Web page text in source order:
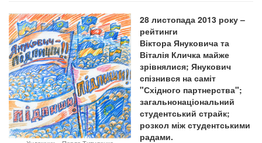
28 листопада 2013 року –
рейтинги
Віктора Януковича та
Віталія Кличка майже
зрівнялися; Янукович
спізнився на саміт
"Східного партнерства";
загальнонаціональний
студентський страйк;
розкол між студентськими
радами.